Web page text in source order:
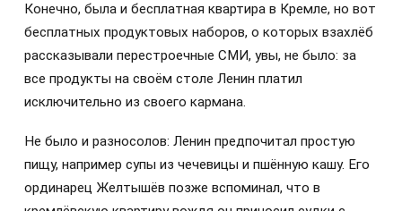
Конечно, была и бесплатная квартира в Кремле, но вот
бесплатных продуктовых наборов, о которых взахлёб
рассказывали перестроечные СМИ, увы, не было: за
все продукты на своём столе Ленин платил
исключительно из своего кармана.
Не было и разносолов: Ленин предпочитал простую
пищу, например супы из чечевицы и пшённую кашу. Его
ординарец Желтышёв позже вспоминал, что в